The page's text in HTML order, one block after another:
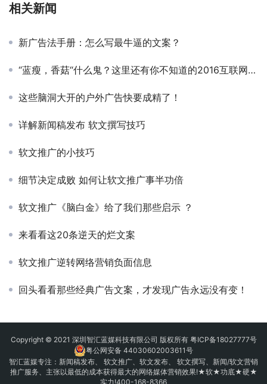
相关新闻
新广告法手册：怎么写最牛逼的文案？
“蓝瘦，香菇“什么鬼？这里还有你不知道的2016互联网热门段子
这些脑洞大开的户外广告快要成精了！
详解新闻稿发布 软文撰写技巧
软文推广的小技巧
细节决定成败 如何让软文推广事半功倍
软文推广《脑白金》给了我们那些启示 ？
来看看这20条逆天的烂文案
软文推广逆转网络营销负面信息
回头看看那些经典广告文案，才发现广告永远没有变！
Copyright © 2021 深圳智汇蓝媒科技有限公司 版权所有 粤ICP备18027777号
粤公网安备 44030602003611号
智汇蓝媒专注： 新闻稿发布、 软文推广、 软文发布、 软文撰写、新闻/软文营销
推广服务、主张以最低的成本获得最大的网络媒体营销效果!★软★功底★硬★
实力!400-168-8366